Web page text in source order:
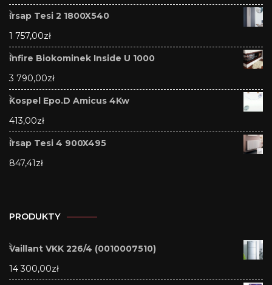
Irsap Tesi 2 1800X540
1 757,00zł
Infire Biokominek Inside U 1000
3 790,00zł
Kospel Epo.D Amicus 4Kw
413,00zł
Irsap Tesi 4 900X495
847,41 zł
PRODUKTY
Vaillant VKK 226/4 (0010007510)
14 300,00zł